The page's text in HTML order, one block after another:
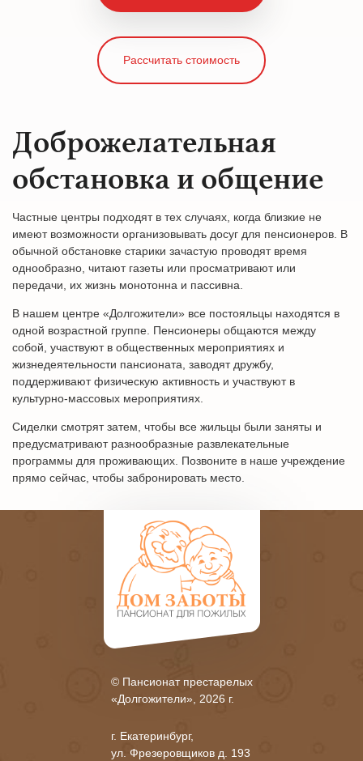
Рассчитать стоимость
Доброжелательная
обстановка и общение
Частные центры подходят в тех случаях, когда близкие не
имеют возможности организовывать досуг для пенсионеров. В
обычной обстановке старики зачастую проводят время
однообразно, читают газеты или просматривают или
передачи, их жизнь монотонна и пассивна.
В нашем центре «Долгожители» все постояльцы находятся в
одной возрастной группе. Пенсионеры общаются между
собой, участвуют в общественных мероприятиях и
жизнедеятельности пансионата, заводят дружбу,
поддерживают физическую активность и участвуют в
культурно-массовых мероприятиях.
Сиделки смотрят затем, чтобы все жильцы были заняты и
предусматривают разнообразные развлекательные
программы для проживающих. Позвоните в наше учреждение
прямо сейчас, чтобы забронировать место.
© Пансионат престарелых
«Долгожители», 2026 г.
г. Екатеринбург,
ул. Фрезеровщиков д. 193